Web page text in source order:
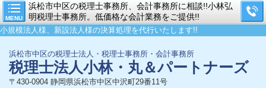
MENU
浜松市中区の税理士事務所、会計事務所に相談!!小林弘
明税理士事務所。低価格な会計業務をご提供!!
小規模法人様、新設法人様の決算処理を代行いたします!!
浜松市中区の税理士法人・税理士事務所・会計事務所
税理士法人小林・丸＆パートナーズ
〒430-0904 静岡県浜松市中区中沢町29番11号